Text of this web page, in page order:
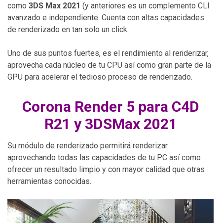
como 3DS Max 2021 (y anteriores es un complemento CLI
avanzado e independiente. Cuenta con altas capacidades
de renderizado en tan solo un click.
Uno de sus puntos fuertes, es el rendimiento al renderizar,
aprovecha cada núcleo de tu CPU así como gran parte de la
GPU para acelerar el tedioso proceso de renderizado.
Corona Render 5 para C4D
R21 y 3DSMax 2021
Su módulo de renderizado permitirá renderizar
aprovechando todas las capacidades de tu PC así como
ofrecer un resultado limpio y con mayor calidad que otras
herramientas conocidas.